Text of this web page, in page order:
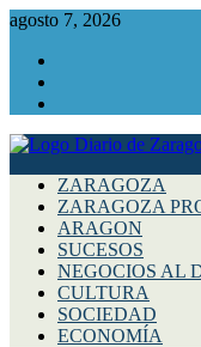
agosto 7, 2026
ZARAGOZA
ZARAGOZA
ARAGON
SUCESOS
NEGOCIOS AL
CULTURA
SOCIEDAD
ECONOMÍA